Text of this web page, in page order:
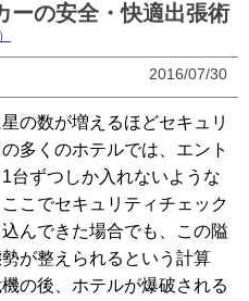
ーの安全・快適出張術
2016/07/30
の数が増えるほどセキュリ
多くのホテルでは、エント
台ずつしか入れないような
こでセキュリティチェック
んできた場合でも、この隘
が整えられるという計算
の後、ホテルが爆破される